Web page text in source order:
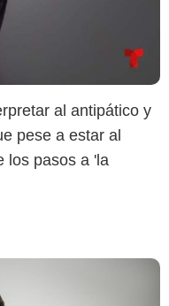
al antipático y
pese a estar al
los pasos a 'la